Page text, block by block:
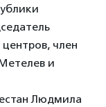
член
и
Людмила